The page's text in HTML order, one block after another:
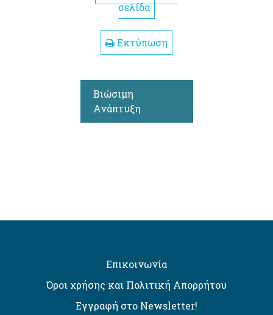
σελίδα
Εκτύπωση
Βιώσιμη
Ανάπτυξη
Επικοινωνία
Όροι χρήσης και Πολιτική Απορρήτου
Εγγραφή στο Newsletter!